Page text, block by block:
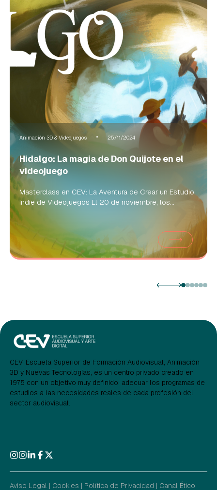
Animación 3D & Videojuegos 25/11/2024
Hidalgo: La magia de Don Quijote en el
videojuego
Masterclass en CEV: La Aventura de Crear un Estudio
Indie de Videojuegos El 20 de noviembre, los...
CEV, Escuela Superior de Formación Audiovisual, Animación
3D y Nuevas Tecnologías, es un centro privado creado en
1975 con un objetivo muy definido: adecuar los programas de
estudios a las necesidades reales de cada profesión del
sector audiovisual.
Aviso Legal | Cookies | Política de Privacidad | Canal Ético